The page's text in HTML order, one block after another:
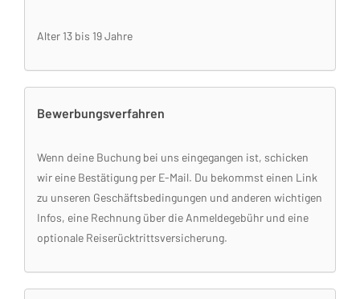
Alter 13 bis 19 Jahre
Bewerbungsverfahren
Wenn deine Buchung bei uns eingegangen ist, schicken
wir eine Bestätigung per E-Mail. Du bekommst einen Link
zu unseren Geschäftsbedingungen und anderen wichtigen
Infos, eine Rechnung über die Anmeldegebühr und eine
optionale Reiserücktrittsversicherung.